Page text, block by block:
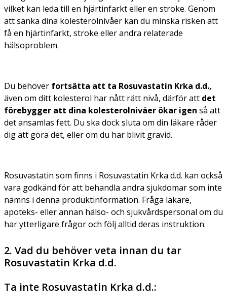
vilket kan leda till en hjärtinfarkt eller en stroke. Genom
att sänka dina kolesterolnivåer kan du minska risken att
få en hjärtinfarkt, stroke eller andra relaterade
hälsoproblem.
Du behöver fortsätta att ta Rosuvastatin Krka d.d.,
även om ditt kolesterol har nått rätt nivå, därför att det
förebygger att dina kolesterolnivåer ökar igen så att
det ansamlas fett. Du ska dock sluta om din läkare råder
dig att göra det, eller om du har blivit gravid.
Rosuvastatin som finns i Rosuvastatin Krka d.d. kan också
vara godkänd för att behandla andra sjukdomar som inte
nämns i denna produktinformation. Fråga läkare,
apoteks- eller annan hälso- och sjukvårdspersonal om du
har ytterligare frågor och följ alltid deras instruktion.
2. Vad du behöver veta innan du tar
Rosuvastatin Krka d.d.
Ta inte Rosuvastatin Krka d.d.: